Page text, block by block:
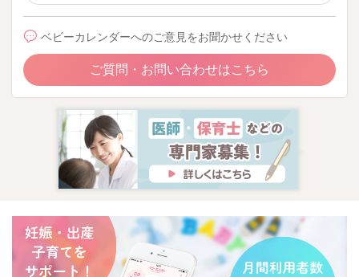
ベビーカレンダーへのご意見をお聞かせください
ご質問・お問い合わせはこちら